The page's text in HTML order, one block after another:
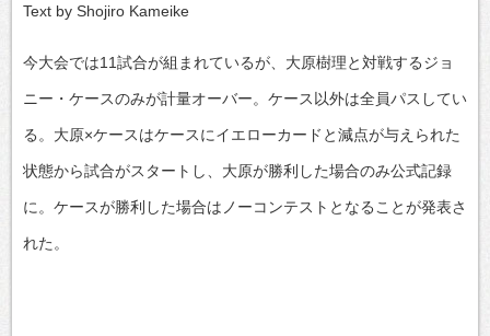
Text by Shojiro Kameike
今大会では11試合が組まれているが、大原樹理と対戦するジョ
ニー・ケースのみが計量オーバー。ケース以外は全員パスしてい
る。大原×ケースはケースにイエローカードと減点が与えられた
状態から試合がスタートし、大原が勝利した場合のみ公式記録
に。ケースが勝利した場合はノーコンテストとなることが発表さ
れた。